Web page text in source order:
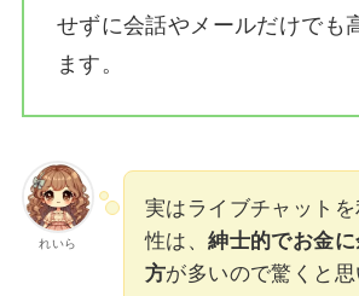
せずに会話やメールだけでも
ます。
れいら
実はライブチャット
性は、紳士的でお金
方が多いので驚くと思